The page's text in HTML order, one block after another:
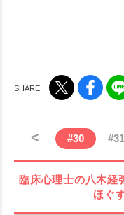
< #30 #31
臨床心理士の八木経
ほぐ